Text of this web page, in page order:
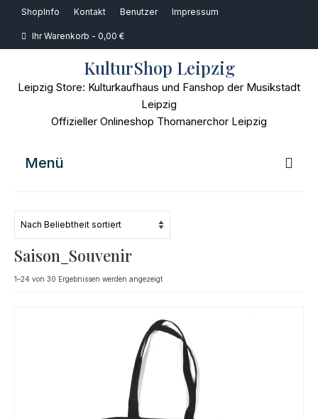
ShopInfo Kontakt Benutzer Impressum
Ihr Warenkorb - 0,00 €
KulturShop Leipzig
Leipzig Store: Kulturkaufhaus und Fanshop der Musikstadt
Leipzig
Offizieller Onlineshop Thomanerchor Leipzig
Menü
Musik
Bücher
Saison_Souvenir
1–24 von 30 Ergebnissen werden angezeigtNach